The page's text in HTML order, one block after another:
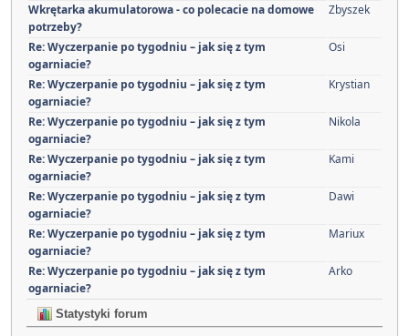
Wkrętarka akumulatorowa - co polecacie na domowe
potrzeby?
Zbyszek
Re: Wyczerpanie po tygodniu – jak się z tym
ogarniacie?
Osi
Re: Wyczerpanie po tygodniu – jak się z tym
ogarniacie?
Krystian
Re: Wyczerpanie po tygodniu – jak się z tym
ogarniacie?
Nikola
Re: Wyczerpanie po tygodniu – jak się z tym
ogarniacie?
Kami
Re: Wyczerpanie po tygodniu – jak się z tym
ogarniacie?
Dawi
Re: Wyczerpanie po tygodniu – jak się z tym
ogarniacie?
Mariux
Re: Wyczerpanie po tygodniu – jak się z tym
ogarniacie?
Arko
Statystyki forum